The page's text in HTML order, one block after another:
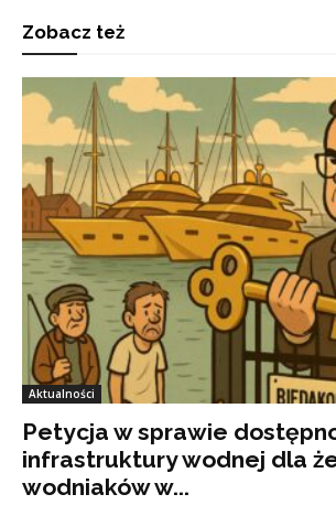
Zobacz też
Aktualności
Petycja w sprawie
infrastruktury wodnej dla
wodniaków w...